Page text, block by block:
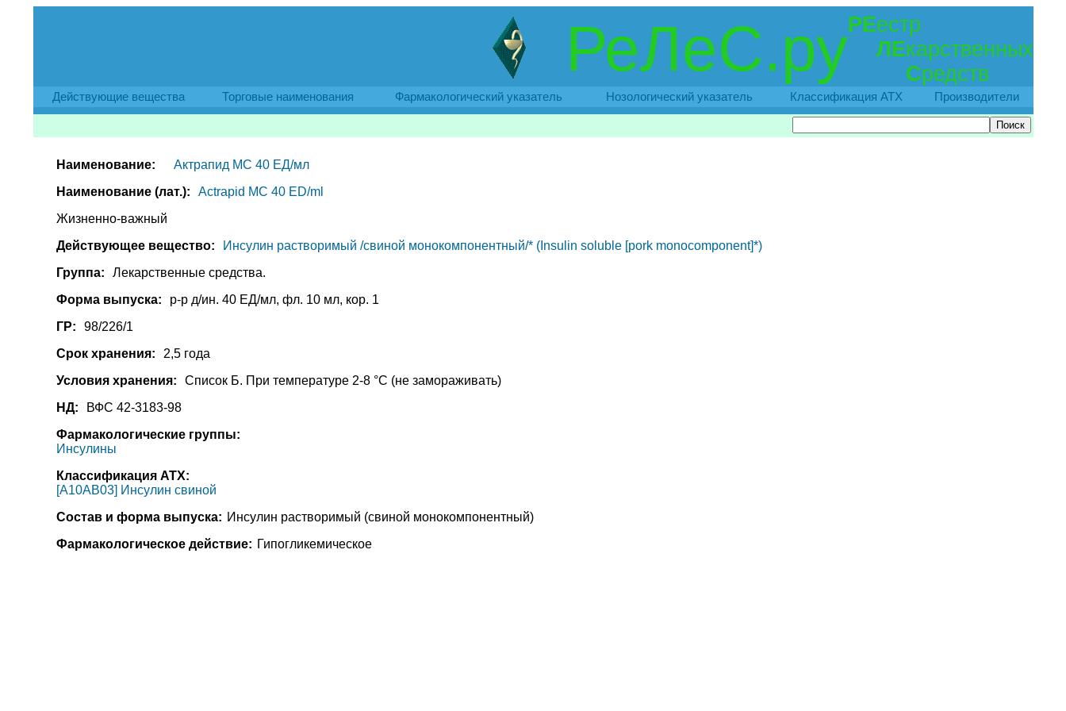
РеЛеС.руРЕестр
ЛЕкарственных
Средств
Действующие вещества Торговые наименования Фармакологический указатель Нозологический указатель Классификация АТХ Производители
Наименование:
Актрапид МС 40 ЕД/мл
Наименование (лат.):
Actrapid MC 40 ED/ml
Жизненно-важный
Действующее вещество:
Инсулин растворимый /свиной монокомпонентный/* (Insulin soluble [pork monocomponent]*)
Группа:
Лекарственные средства.
Форма выпуска:
р-р д/ин. 40 ЕД/мл, фл. 10 мл, кор. 1
ГР:
98/226/1
Срок хранения:
2,5 года
Условия хранения:
Список Б. При температуре 2-8 °C (не замораживать)
НД:
ВФС 42-3183-98
Фармакологические группы:
Инсулины
Классификация АТХ:
[A10AB03] Инсулин свиной
Состав и форма выпуска: Инсулин растворимый (свиной монокомпонентный)
Фармакологическое действие: Гипогликемическое